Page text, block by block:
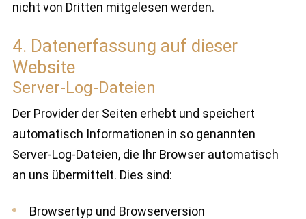
nicht von Dritten mitgelesen werden.
4. Datenerfassung auf dieser
Website
Server-Log-Dateien
Der Provider der Seiten erhebt und speichert
automatisch Informationen in so genannten
Server-Log-Dateien, die Ihr Browser automatisch
an uns übermittelt. Dies sind:
Browsertyp und Browserversion